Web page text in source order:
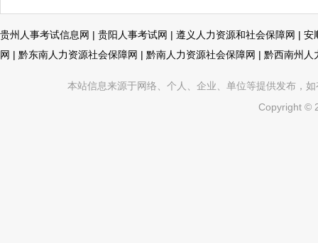
贵州人事考试信息网 | 贵阳人事考试网 | 遵义人力资源和社会保障网 | 安
网 | 黔东南人力资源社会保障网 | 黔南人力资源社会保障网 | 黔西南州人
本站信息来源于网络、个人、企业、单位等提供发布，
Copyright ©